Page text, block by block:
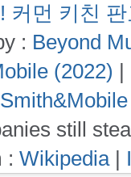
커먼 키친
: Beyond
(2022) |
still
: Wikipedia|